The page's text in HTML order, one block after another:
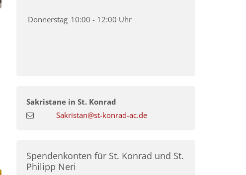
Donnerstag 10:00 - 12:00 Uhr
Sakristane in St. Konrad
Sakristan@st-konrad-ac.de
Spendenkonten für St. Konrad und St.
Philipp Neri